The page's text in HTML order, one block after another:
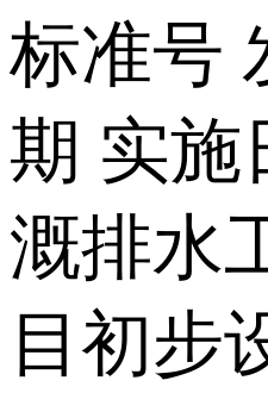
标准号
期 实施
溉排水
目初步